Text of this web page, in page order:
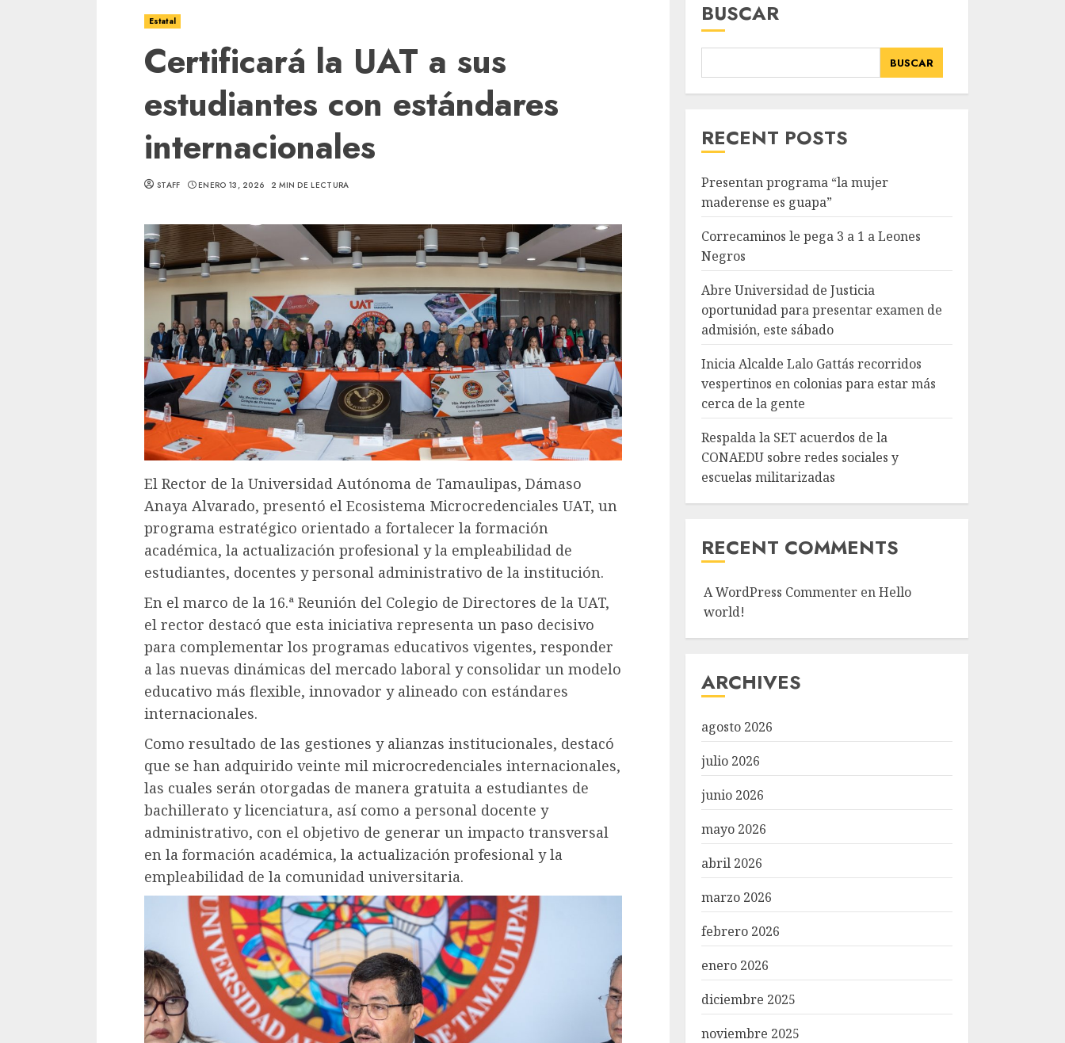
Estatal
Certificará la UAT a sus
estudiantes con estándares
internacionales
STAFF ENERO 13, 2026 2 MIN DE LECTURA
El Rector de la Universidad Autónoma de Tamaulipas, Dámaso
Anaya Alvarado, presentó el Ecosistema Microcredenciales UAT, un
programa estratégico orientado a fortalecer la formación
académica, la actualización profesional y la empleabilidad de
estudiantes, docentes y personal administrativo de la institución.
En el marco de la 16.ª Reunión del Colegio de Directores de la UAT,
el rector destacó que esta iniciativa representa un paso decisivo
para complementar los programas educativos vigentes, responder
a las nuevas dinámicas del mercado laboral y consolidar un modelo
educativo más flexible, innovador y alineado con estándares
internacionales.
Como resultado de las gestiones y alianzas institucionales, destacó
que se han adquirido veinte mil microcredenciales internacionales,
las cuales serán otorgadas de manera gratuita a estudiantes de
bachillerato y licenciatura, así como a personal docente y
administrativo, con el objetivo de generar un impacto transversal
en la formación académica, la actualización profesional y la
empleabilidad de la comunidad universitaria.
BUSCAR
BUSCAR
RECENT POSTS
Presentan programa “la mujer
maderense es guapa”
Correcaminos le pega 3 a 1 a Leones
Negros
Abre Universidad de Justicia
oportunidad para presentar examen de
admisión, este sábado
Inicia Alcalde Lalo Gattás recorridos
vespertinos en colonias para estar más
cerca de la gente
Respalda la SET acuerdos de la
CONAEDU sobre redes sociales y
escuelas militarizadas
RECENT COMMENTS
A WordPress Commenter enHello
world!
ARCHIVES
agosto 2026
julio 2026
junio 2026
mayo 2026
abril 2026
marzo 2026
febrero 2026
enero 2026
diciembre 2025
noviembre 2025